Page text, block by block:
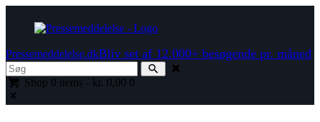
Pressemeddelelse.dkBliv set af 12.000+ besøgende pr. måned
Shop 0 items - kr. 0,00 0